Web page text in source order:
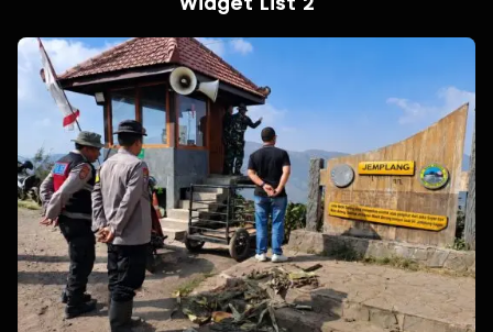
Widget List 2